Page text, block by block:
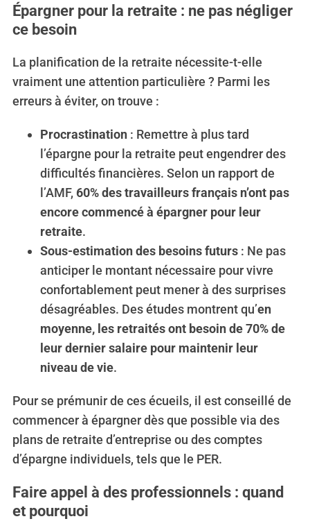
Épargner pour la retraite : ne pas négliger
ce besoin
La planification de la retraite nécessite-t-elle
vraiment une attention particulière ? Parmi les
erreurs à éviter, on trouve :
Procrastination: Remettre à plus tard
l’épargne pour la retraite peut engendrer des
difficultés financières. Selon un rapport de
l’AMF, 60% des travailleurs français n’ont pas
encore commencé à épargner pour leur
retraite.
Sous-estimation des besoins futurs: Ne pas
anticiper le montant nécessaire pour vivre
confortablement peut mener à des surprises
désagréables. Des études montrent qu’en
moyenne, les retraités ont besoin de 70% de
leur dernier salaire pour maintenir leur
niveau de vie.
Pour se prémunir de ces écueils, il est conseillé de
commencer à épargner dès que possible via des
plans de retraite d’entreprise ou des comptes
d’épargne individuels, tels que le PER.
Faire appel à des professionnels : quand
et pourquoi